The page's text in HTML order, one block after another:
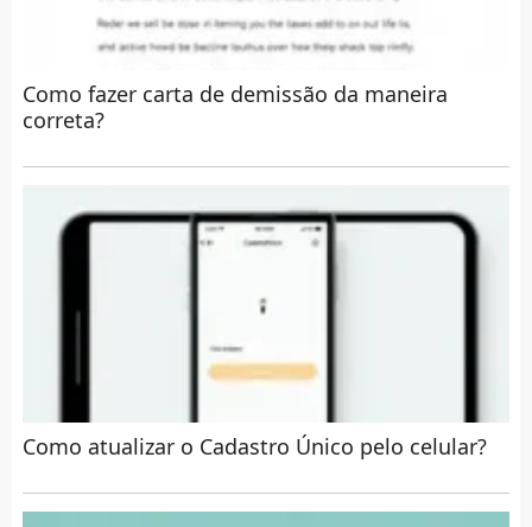
Como fazer carta de demissão da maneira
correta?
Como atualizar o Cadastro Único pelo celular?